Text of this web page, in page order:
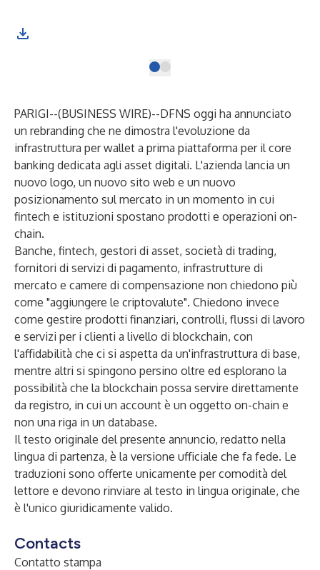
PARIGI--(BUSINESS WIRE)--DFNS oggi ha annunciato
un rebranding che ne dimostra l'evoluzione da
infrastruttura per wallet a prima piattaforma per il core
banking dedicata agli asset digitali. L'azienda lancia un
nuovo logo, un nuovo sito web e un nuovo
posizionamento sul mercato in un momento in cui
fintech e istituzioni spostano prodotti e operazioni on-
chain.
Banche, fintech, gestori di asset, società di trading,
fornitori di servizi di pagamento, infrastrutture di
mercato e camere di compensazione non chiedono più
come "aggiungere le criptovalute". Chiedono invece
come gestire prodotti finanziari, controlli, flussi di lavoro
e servizi per i clienti a livello di blockchain, con
l'affidabilità che ci si aspetta da un'infrastruttura di base,
mentre altri si spingono persino oltre ed esplorano la
possibilità che la blockchain possa servire direttamente
da registro, in cui un account è un oggetto on-chain e
non una riga in un database.
Il testo originale del presente annuncio, redatto nella
lingua di partenza, è la versione ufficiale che fa fede. Le
traduzioni sono offerte unicamente per comodità del
lettore e devono rinviare al testo in lingua originale, che
è l'unico giuridicamente valido.
Contacts
Contatto stampa